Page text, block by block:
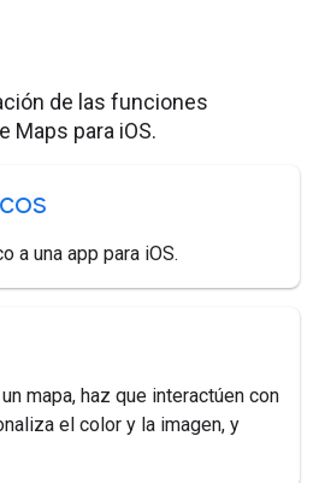
de las funciones
Maps para iOS.
a una app para iOS.
mapa, haz que interactúen con
el color y la imagen, y